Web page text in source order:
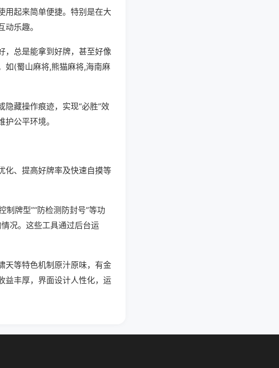
用起来简单便捷。特别是在大
乐趣。
，总是能拿到好牌，甚至好像
如(蜀山麻将,熊猫麻将,海南麻
藏操作痕迹，实现“必胜”效
公平环境。
化、提高好牌率及快速自摸等
制牌型”“防检测防封号”等功
况。这些工具通过后台运
天等特色机制原汁原味，有金
益丰厚，界面设计人性化，运